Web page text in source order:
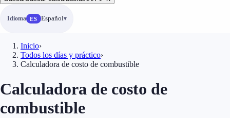
Idioma ES Español
Inicio›
Todos los días y práctico›
Calculadora de costo de combustible
Calculadora de costo de
combustible